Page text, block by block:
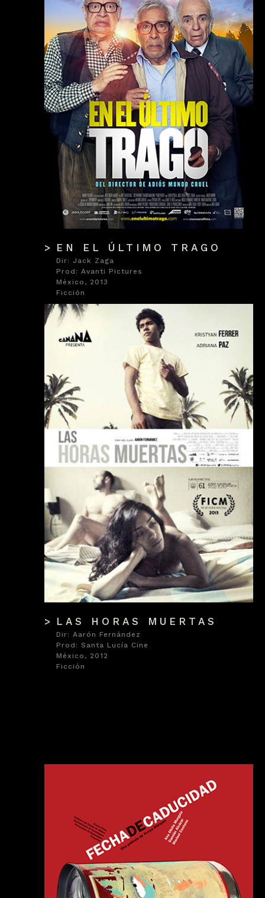
EN EL ÚLTIMO TRAGO
Dir: Jack Zaga
Prod: Avanti Pictures
México, 2013
Ficción
LAS HORAS MUERTAS
Dir: Aarón Fernández
Prod: Santa Lucía Cine
México, 2012
Ficción